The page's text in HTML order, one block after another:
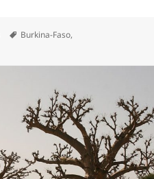
Schlagwörter
Burkina-Faso,